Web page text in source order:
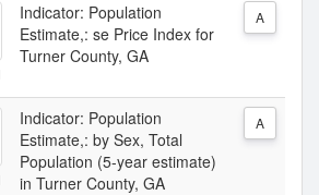
Indicator: Population
Estimate,: se Price Index for
Turner County, GA
A
Indicator: Population
Estimate,: by Sex, Total
Population (5-year estimate)
in Turner County, GA
A